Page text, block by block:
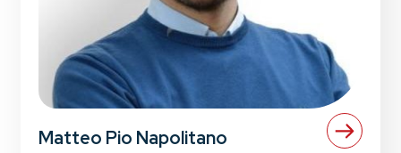
Matteo Pio Napolitano